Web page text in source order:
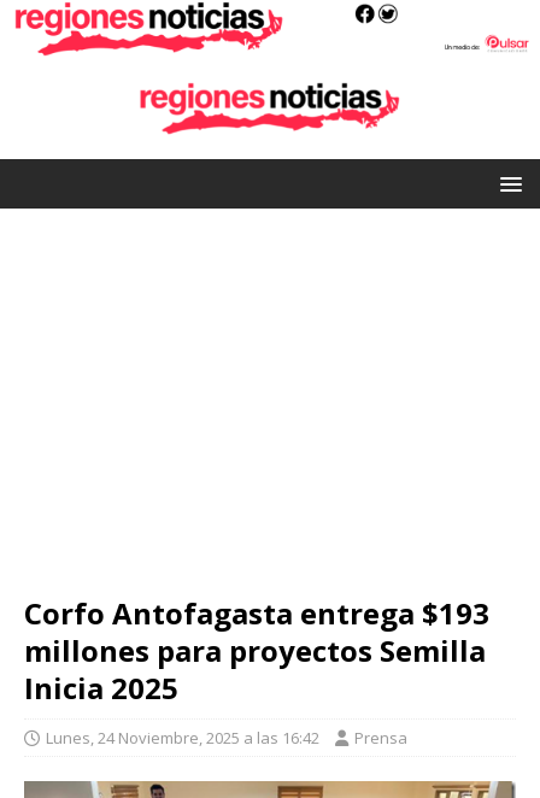
Corfo Antofagasta entrega $193
millones para proyectos Semilla
Inicia 2025
Lunes, 24 Noviembre, 2025 a las 16:42 Prensa